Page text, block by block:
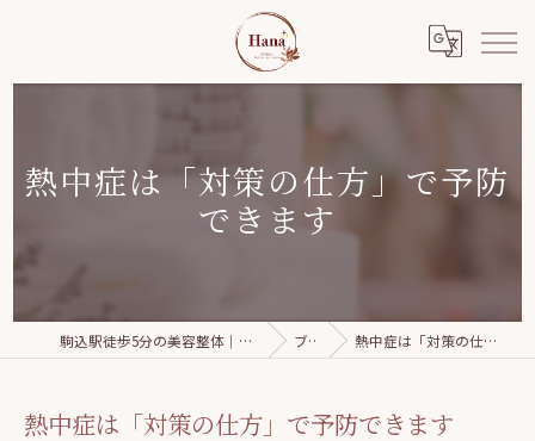
熱中症は「対策の仕方」で予防
できます
駒込駅徒歩5分の美容整体｜Relaxation salon Hana ブログ 熱中症は「対策の仕方」で予防できます
熱中症は「対策の仕方」で予防できます